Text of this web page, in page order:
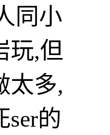
同小
玩,但
太多,
ser的